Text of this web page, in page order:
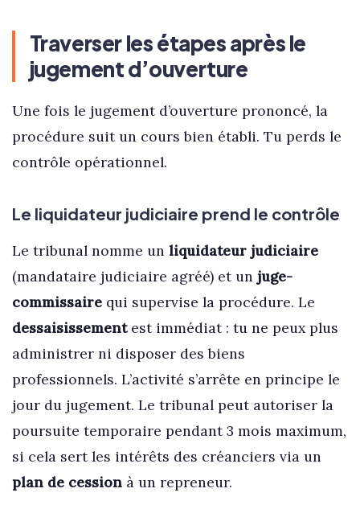
Traverser les étapes après le
jugement d’ouverture
Une fois le jugement d’ouverture prononcé, la
procédure suit un cours bien établi. Tu perds le
contrôle opérationnel.
Le liquidateur judiciaire prend le contrôle
Le tribunal nomme un liquidateur judiciaire
(mandataire judiciaire agréé) et un juge-
commissairequi supervise la procédure. Le
dessaisissementest immédiat : tu ne peux plus
administrer ni disposer des biens
professionnels. L’activité s’arrête en principe le
jour du jugement. Le tribunal peut autoriser la
poursuite temporaire pendant 3 mois maximum,
si cela sert les intérêts des créanciers via un
plan de cessionà un repreneur.